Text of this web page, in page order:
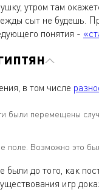
утром там
сыт не будешь.
понятия -
в том числе
были перемещены
поле. Возможно это
были до того, как
игр